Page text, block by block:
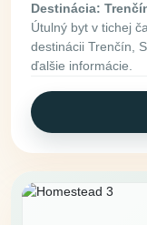
Destinácia:
Útulný byt v tichej
destinácii Trenčín,
ďalšie informácie.